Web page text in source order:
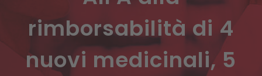
rimborsabilità di 4
nuovi medicinali, 5